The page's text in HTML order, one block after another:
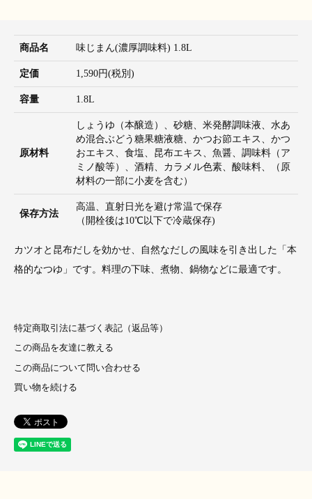
商品名 味じまん(濃厚調味料) 1.8L
定価 1,590円(税別)
容量 1.8L
原材料
しょうゆ（本醸造）、砂糖、米発酵調味液、水あ
め混合ぶどう糖果糖液糖、かつお節エキス、かつ
おエキス、食塩、昆布エキス、魚醤、調味料（ア
ミノ酸等）、酒精、カラメル色素、酸味料、（原
材料の一部に小麦を含む）
保存方法
高温、直射日光を避け常温で保存
（開栓後は10℃以下で冷蔵保存)
カツオと昆布だしを効かせ、自然なだしの風味を引き出した「本
格的なつゆ」です。料理の下味、煮物、鍋物などに最適です。
特定商取引法に基づく表記（返品等）
この商品を友達に教える
この商品について問い合わせる
買い物を続ける